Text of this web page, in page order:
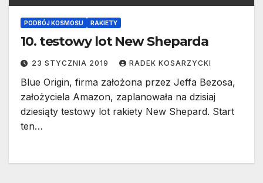
PODBÓJ KOSMOSU RAKIETY
10. testowy lot New Sheparda
23 STYCZNIA 2019 RADEK KOSARZYCKI
Blue Origin, firma założona przez Jeffa Bezosa,
założyciela Amazon, zaplanowała na dzisiaj
dziesiąty testowy lot rakiety New Shepard. Start
ten…